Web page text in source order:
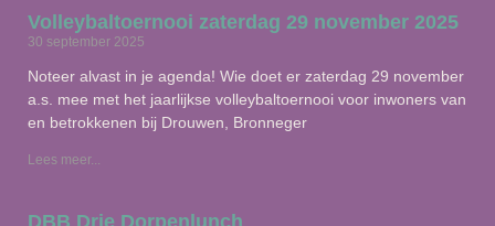
Volleybaltoernooi zaterdag 29 november 2025
30 september 2025
Noteer alvast in je agenda! Wie doet er zaterdag 29 november
a.s. mee met het jaarlijkse volleybaltoernooi voor inwoners van
en betrokkenen bij Drouwen, Bronneger
Lees meer...
DBB Drie Dorpenlunch